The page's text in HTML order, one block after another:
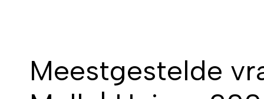
Meestgestelde